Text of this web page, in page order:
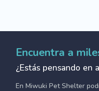
Encuentra a
¿Estás pensando en
En Miwuki Pet Shelter